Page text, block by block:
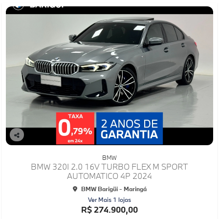
Co
BMW
BMW 320I 2.0 16V TURBO FLEX M SPORT
AUTOMATICO 4P 2024
BMW Barigüi - Maringá
Ver Mais 1 lojas
R$ 274.900,00